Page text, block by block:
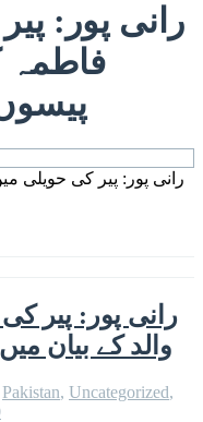
رانی پور:
فاطمہ
رانی پور: پیر کی حویلی
رانی پور: پیر
والد کے بیان
Pakistan, Uncategorized,